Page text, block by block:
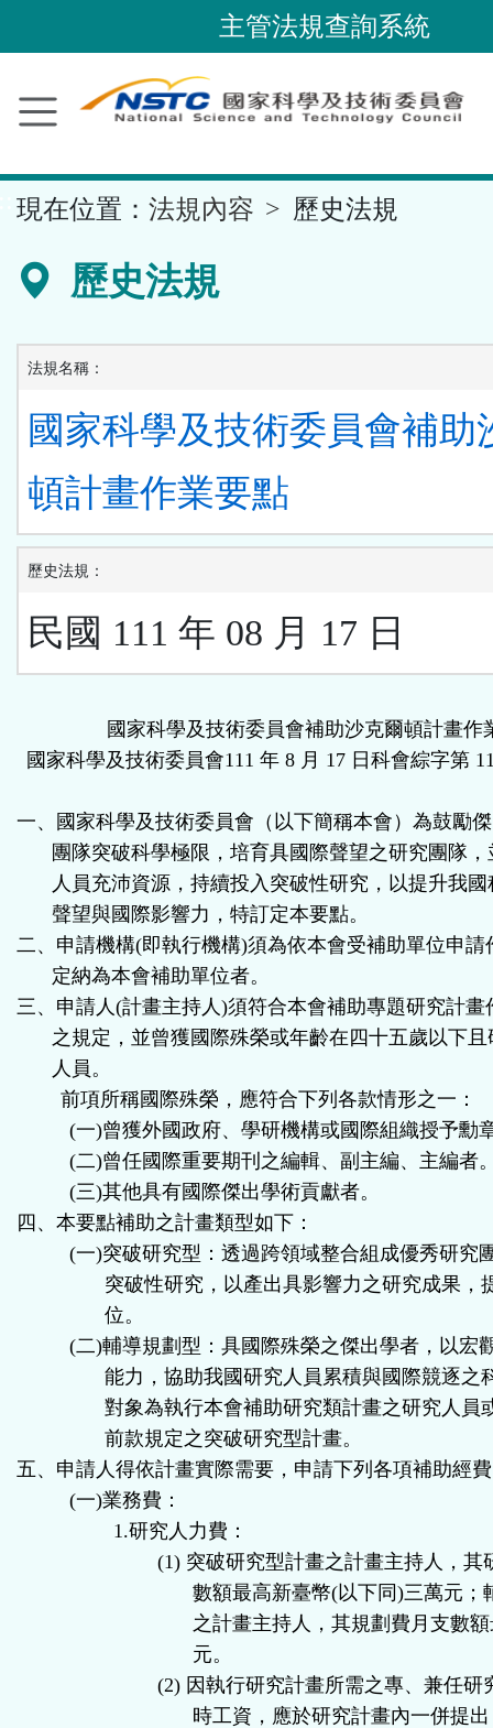
到
要
容
區
主管法規查詢系統
現在位置： 法規內容 歷史法規
歷史法規
法規名稱：
國家科學及技術委員會補助
頓計畫作業要點
歷史法規：
民國 111 年 08 月 17 日
國家科學及技術委員會補助沙克爾頓計畫作
國家科學及技術委員會111 年 8 月 17 日科會綜字第
一、國家科學及技術委員會（以下簡稱本會）為鼓勵
團隊突破科學極限，培育具國際聲望之研究團隊
人員充沛資源，持續投入突破性研究，以提升我
聲望與國際影響力，特訂定本要點。
二、申請機構(即執行機構)須為依本會受補助單位申請
定納為本會補助單位者。
三、申請人(計畫主持人)須符合本會補助專題研究計畫
之規定，並曾獲國際殊榮或年齡在四十五歲以下
人員。
前項所稱國際殊榮，應符合下列各款情形之一：
(一)曾獲外國政府、學研機構或國際組織授予勳
(二)曾任國際重要期刊之編輯、副主編、主編者
(三)其他具有國際傑出學術貢獻者。
四、本要點補助之計畫類型如下：
(一)突破研究型：透過跨領域整合組成優秀研究
突破性研究，以產出具影響力之研究成果，
位。
(二)輔導規劃型：具國際殊榮之傑出學者，以宏
能力，協助我國研究人員累積與國際競逐之
對象為執行本會補助研究類計畫之研究人員
前款規定之突破研究型計畫。
五、申請人得依計畫實際需要，申請下列各項補助經
(一)業務費：
1.研究人力費：
(1) 突破研究型計畫之計畫主持人，其
數額最高新臺幣(以下同 )三萬元；
之計畫主持人，其規劃費月支數
元。
(2) 因執行研究計畫所需之專、兼任研
時工資，應於研究計畫內一併提